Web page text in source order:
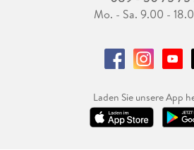
Mo. - Sa. 9.00 -
Laden Sie unsere App